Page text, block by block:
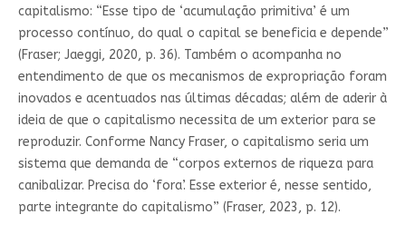
capitalismo: “Esse tipo de ‘acumulação primitiva’ é um
processo contínuo, do qual o capital se beneficia e depende”
(Fraser; Jaeggi, 2020, p. 36). Também o acompanha no
entendimento de que os mecanismos de expropriação foram
inovados e acentuados nas últimas décadas; além de aderir à
ideia de que o capitalismo necessita de um exterior para se
reproduzir. Conforme Nancy Fraser, o capitalismo seria um
sistema que demanda de “corpos externos de riqueza para
canibalizar. Precisa do ‘fora’. Esse exterior é, nesse sentido,
parte integrante do capitalismo” (Fraser, 2023, p. 12).